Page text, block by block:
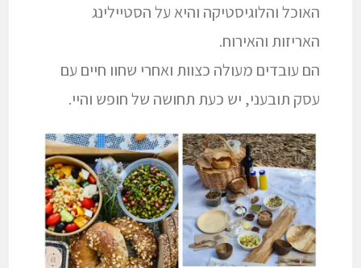
האוכל והלוגיסטיקה והיא על הסטיילינג
האריזות והאירוח.
הם עובדים מעולה כצוות ואחרי שחוו חיים עם
עסק תובעני, יש כעת תחושה של חופש והיי.